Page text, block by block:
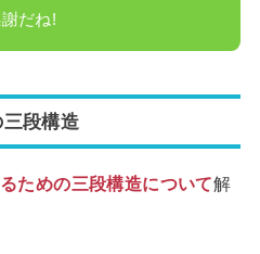
だね!
段構造
ための三段構造について解